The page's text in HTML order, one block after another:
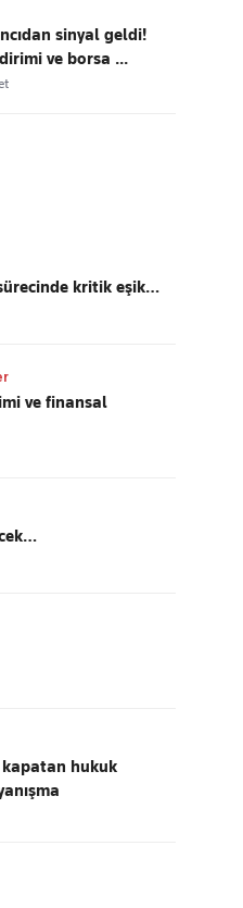
sinyal geldi!
ve borsa ...
kritik eşik…
ve finansal
hukuk